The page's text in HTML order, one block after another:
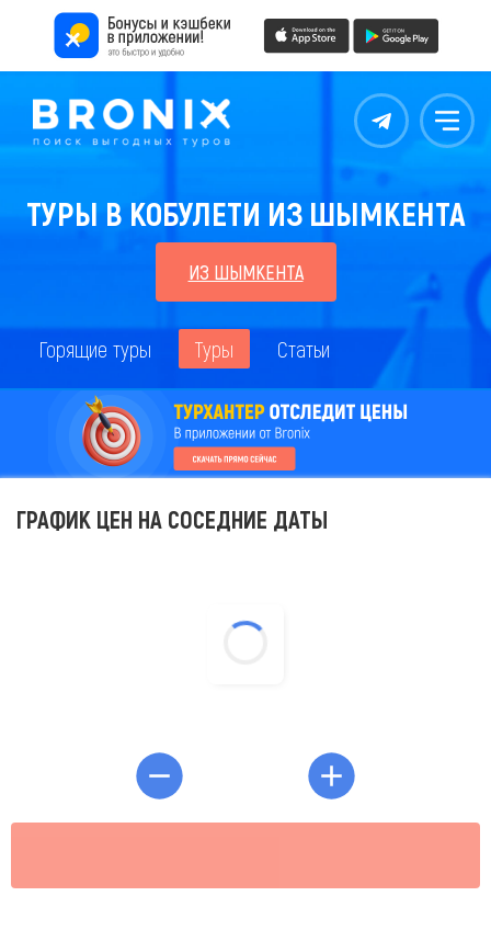
Контакты Меню
ТУРЫ В КОБУЛЕТИ ИЗ ШЫМКЕНТА
ИЗ ШЫМКЕНТА
Горящие туры Туры Статьи
ГРАФИК ЦЕН НА СОСЕДНИЕ ДАТЫ